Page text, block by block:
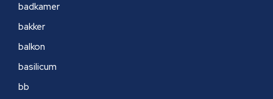
badkamer
bakker
balkon
basilicum
bb